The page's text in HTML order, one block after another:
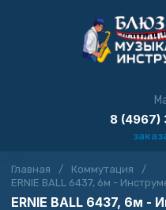
8 (4967)
Главная / Коммутация
/
ERNIE BALL 6437, 6м -
ERNIE BALL 6437, 6м -